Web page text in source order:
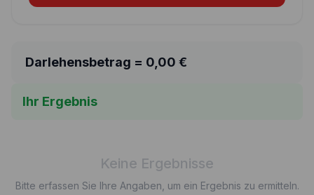
Darlehensbetrag = 0,00 €
Ihr Ergebnis
Keine Ergebnisse
Bitte erfassen Sie Ihre Angaben, um ein Ergebnis zu ermitteln.